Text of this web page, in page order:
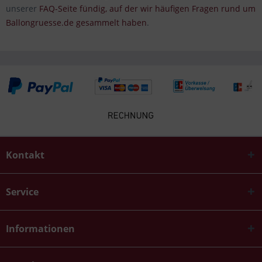
unserer FAQ-Seite fündig, auf der wir häufigen Fragen rund um
Ballongruesse.de gesammelt haben.
Kontakt
Service
Informationen